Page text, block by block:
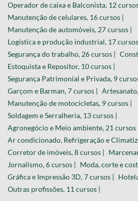
Operador de caixa e Balconista, 12
Manutenção de celulares, 16 cursos |
Manutenção de automóveis, 27 cursos |
Logística e produção industrial, 17
Segurança do trabalho, 26 cursos |
Estoquista e Repositor, 10 cursos |
Segurança Patrimonial e Privada, 9
Garçom e Barman, 7 cursos |
Manutenção de motocicletas, 9 cursos |
Soldagem e Serralheria, 13 cursos |
Agronegócio e Meio ambiente, 21 cursos
Ar condicionado, Refrigeração e
Corretor de imóveis, 8 cursos |
Jornalismo, 6 cursos | Moda, corte e
Gráfica e Impressão 3D, 7 cursos |
Outras profissões, 11 cursos |